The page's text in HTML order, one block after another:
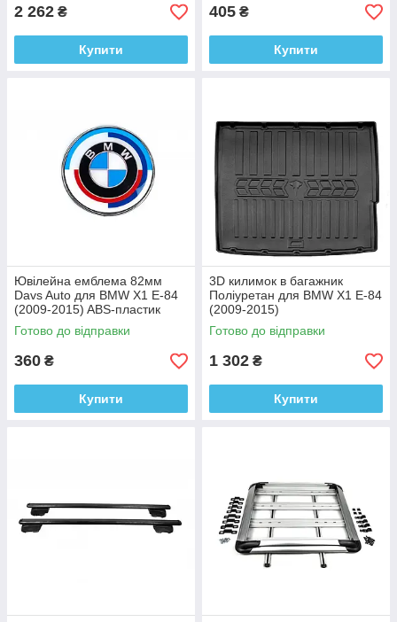
2 262 ₴
Купити
405 ₴
Купити
Ювілейна емблема 82мм
Davs Auto для BMW X1 E-84
(2009-2015) ABS-пластик
Готово до відправки
360 ₴
Купити
3D килимок в багажник
Поліуретан для BMW X1 E-84
(2009-2015)
Готово до відправки
1 302 ₴
Купити